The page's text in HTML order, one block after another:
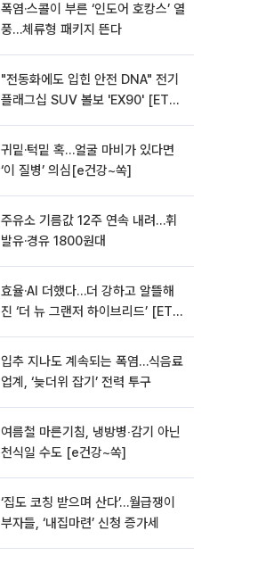
폭염·스콜이 부른 ‘인도어 호캉스’ 열
풍…체류형 패키지 뜬다
"전동화에도 입힌 안전 DNA" 전기
플래그십 SUV 볼보 'EX90' [ET의
귀밑·턱밑 혹…얼굴 마비가 있다면
‘이 질병’ 의심[e건강~쏙]
주유소 기름값 12주 연속 내려…휘
발유·경유 1800원대
효율·AI 더했다…더 강하고 알뜰해
진 ‘더 뉴 그랜저 하이브리드’ [ET의
입추 지나도 계속되는 폭염…식음료
업계, ‘늦더위 잡기’ 전력 투구
여름철 마른기침, 냉방병‧감기 아닌
천식일 수도 [e건강~쏙]
‘집도 코칭 받으며 산다’…월급쟁이
부자들, ‘내집마련’ 신청 증가세